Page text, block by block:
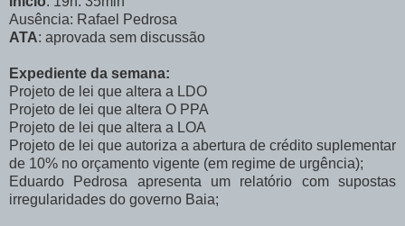
Ausência: Rafael Pedrosa
ATA: aprovada sem discussão
Expediente da semana:
Projeto de lei que altera a LDO
Projeto de lei que altera O PPA
Projeto de lei que altera a LOA
Projeto de lei que autoriza a abertura de crédito suplementar
de 10% no orçamento vigente (em regime de urgência);
Eduardo Pedrosa apresenta um relatório com supostas
irregularidades do governo Baia;